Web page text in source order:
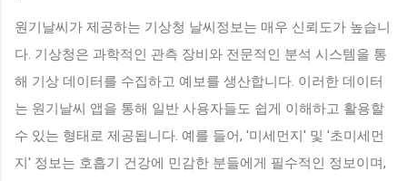
원기날씨가 제공하는 기상청 날씨정보는 매우 신뢰도가 높습니
다. 기상청은 과학적인 관측 장비와 전문적인 분석 시스템을 통
해 기상 데이터를 수집하고 예보를 생산합니다. 이러한 데이터
는 원기날씨 앱을 통해 일반 사용자들도 쉽게 이해하고 활용할
수 있는 형태로 제공됩니다. 예를 들어, '미세먼지' 및 '초미세먼
지' 정보는 호흡기 건강에 민감한 분들에게 필수적인 정보이며,